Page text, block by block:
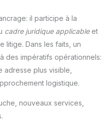
il participe à la
cadre juridique applicableet
litige. Dans les faits, un
des impératifs opérationnels:
adresse plus visible,
logistique.
nouveaux services,